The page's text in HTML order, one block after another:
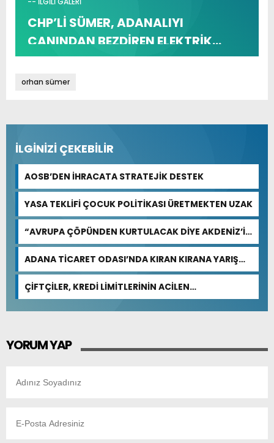
CHP’Lİ SÜMER, ADANALIYI
CANINDAN BEZDİREN ELEKTRİK
KESİNTİLERİNİ TBMM GÜNDEMİNE
TAŞIDI
orhan sümer
İLGİNİZİ ÇEKEBİLİR
AOSB’DEN İHRACATA STRATEJİK DESTEK
YASA TEKLİFİ ÇOCUK POLİTİKASI ÜRETMEKTEN UZAK
“AVRUPA ÇÖPÜNDEN KURTULACAK DİYE AKDENİZ’İ
FEDA EDEMEZSİNİZ!”
ADANA TİCARET ODASI’NDA KIRAN KIRANA YARIŞ
BEKLENİYOR
ÇİFTÇİLER, KREDİ LİMİTLERİNİN ACİLEN
GÜNCELLENMESİNİ İSTİYOR
YORUM YAP